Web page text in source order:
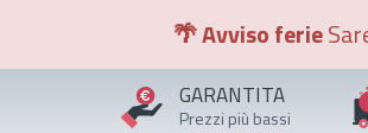
🌴 Avviso ferie
GARANTITA
Prezzi più bassi